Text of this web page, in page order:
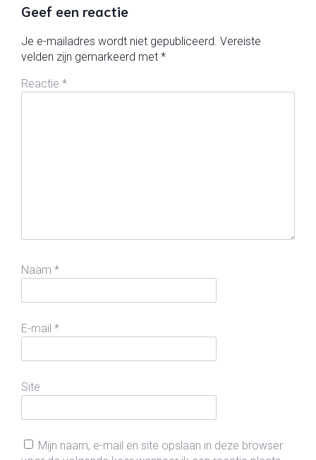
Geef een reactie
Je e-mailadres wordt niet gepubliceerd. Vereiste
velden zijn gemarkeerd met *
Reactie *
Naam *
E-mail *
Site
Mijn naam, e-mail en site opslaan in deze browser